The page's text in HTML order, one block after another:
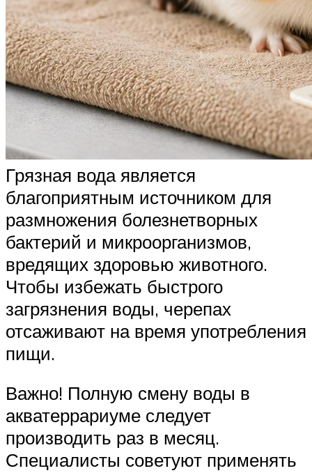
Грязная вода является
благоприятным источником для
размножения болезнетворных
бактерий и микроорганизмов,
вредящих здоровью животного.
Чтобы избежать быстрого
загрязнения воды, черепах
отсаживают на время употребления
пищи.
Важно! Полную смену воды в
акватеррариуме следует
производить раз в месяц.
Специалисты советуют применять